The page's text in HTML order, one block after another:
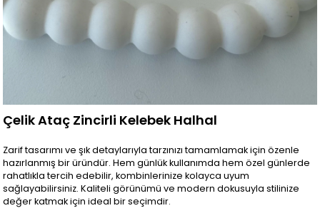
Çelik Ataç Zincirli Kelebek Halhal
Zarif tasarımı ve şık detaylarıyla tarzınızı tamamlamak için özenle
hazırlanmış bir üründür. Hem günlük kullanımda hem özel günlerde
rahatlıkla tercih edebilir, kombinlerinize kolayca uyum
sağlayabilirsiniz. Kaliteli görünümü ve modern dokusuyla stilinize
değer katmak için ideal bir seçimdir.